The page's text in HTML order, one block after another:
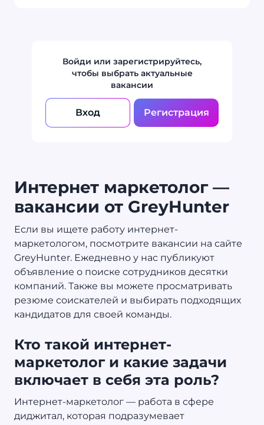
Войди или зарегистрируйтесь,
чтобы выбрать актуальные
вакансии
Вход Регистрация
Интернет маркетолог —
вакансии от GreyHunter
Если вы ищете работу интернет-
маркетологом, посмотрите вакансии на сайте
GreyHunter. Ежедневно у нас публикуют
объявление о поиске сотрудников десятки
компаний. Также вы можете просматривать
резюме соискателей и выбирать подходящих
кандидатов для своей команды.
Кто такой интернет-
маркетолог и какие задачи
включает в себя эта роль?
Интернет-маркетолог — работа в сфере
диджитал, которая подразумевает